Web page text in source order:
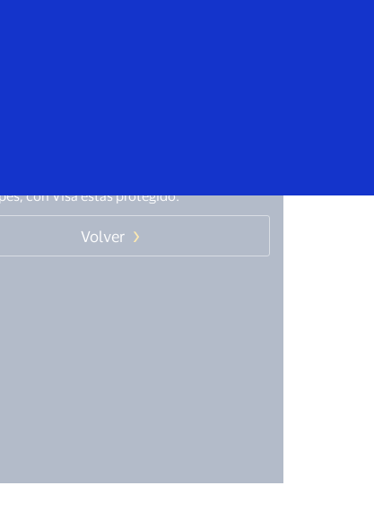
con Visa estás protegido.
Volver